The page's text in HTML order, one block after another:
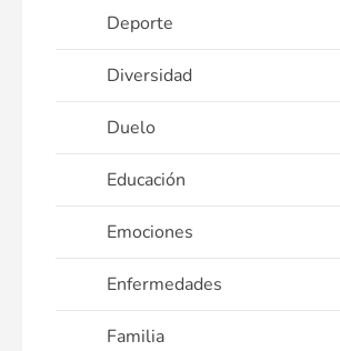
Deporte
Diversidad
Duelo
Educación
Emociones
Enfermedades
Familia